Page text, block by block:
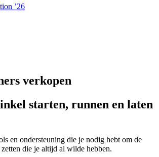
’26
verkopen
starten, runnen en laten
en ondersteuning die je nodig hebt om de
die je altijd al wilde hebben.